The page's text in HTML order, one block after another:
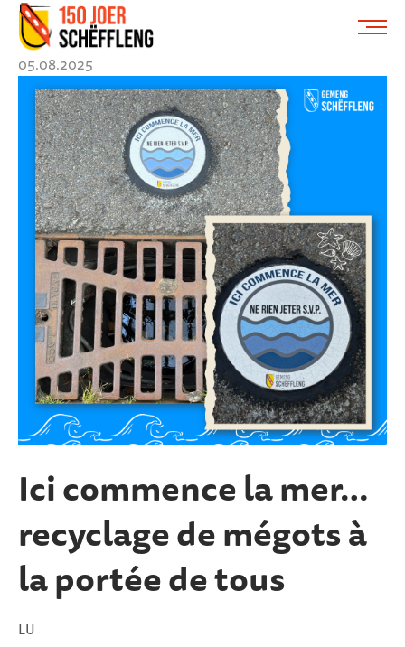
Schifflange, schifflange-logo, gemeng
05.08.2025
Ici commence la mer…
recyclage de mégots à
la portée de tous
LU